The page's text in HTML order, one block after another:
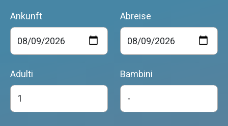
Ankunft Abreise
Adulti Bambini